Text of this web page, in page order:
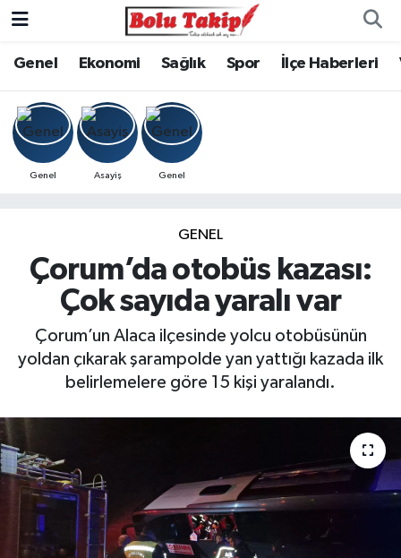
Genel Ekonomi Sağlık Spor İlçe Haberleri
Genel Asayiş Genel
GENEL
Çorum’da otobüs kazası:
Çok sayıda yaralı var
Çorum’un Alaca ilçesinde yolcu otobüsünün
yoldan çıkarak şarampolde yan yattığı kazada ilk
belirlemelere göre 15 kişi yaralandı.